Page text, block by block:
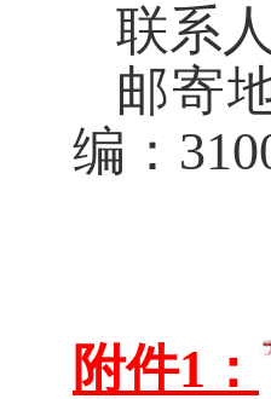
联系
邮寄
编：
附件1：